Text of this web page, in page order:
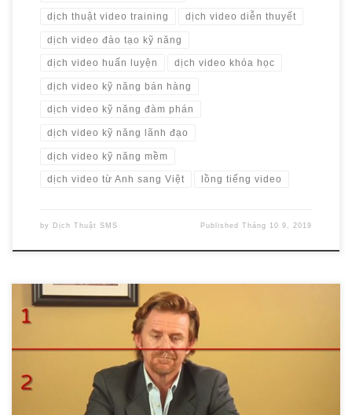
dịch thuật video training dịch video diễn thuyết
dịch video đào tạo kỹ năng
dịch video huấn luyện dịch video khóa học
dịch video kỹ năng bán hàng
dịch video kỹ năng đàm phán
dịch video kỹ năng lãnh đạo
dịch video kỹ năng mềm
dịch video từ Anh sang Việt lồng tiếng video
by Dịch Thuật SMS PublishedTháng 10 9, 2019
Thuật ngữ “lower third” và “chyron” xuất hiện khá thường xuyên
trong suốt quá trình dịch thuật phụ đề video. Cả hai định nghĩa đều
có lịch sử lâu dài, và hơi khác về cách sử dụng, nhưng việc có chút
hiểu biết về chúng là khá cần thiết nếu […]